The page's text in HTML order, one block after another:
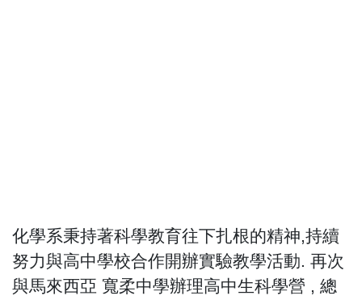
化學系秉持著科學教育往下扎根的精神,持續
努力與高中學校合作開辦實驗教學活動. 再次
與馬來西亞 寬柔中學辦理高中生科學營 , 總